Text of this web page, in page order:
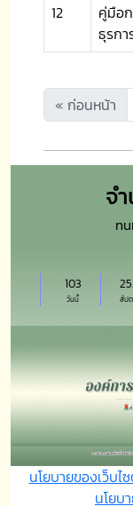
12
คู่มือ
ธุรกา
« ก่อนหน้า
จ
วันนี้
103
สัป
นโยบายของเว็บไ
นโยบ